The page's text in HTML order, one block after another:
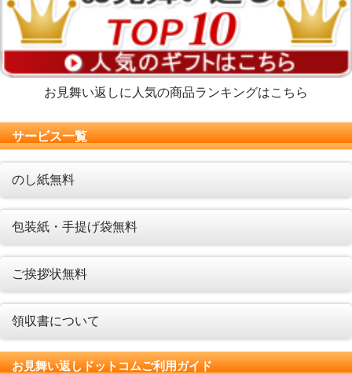
お見舞い返しに人気の商品ランキングはこちら
サービス一覧
のし紙無料
包装紙・手提げ袋無料
ご挨拶状無料
領収書について
お見舞い返しドットコムご利用ガイド